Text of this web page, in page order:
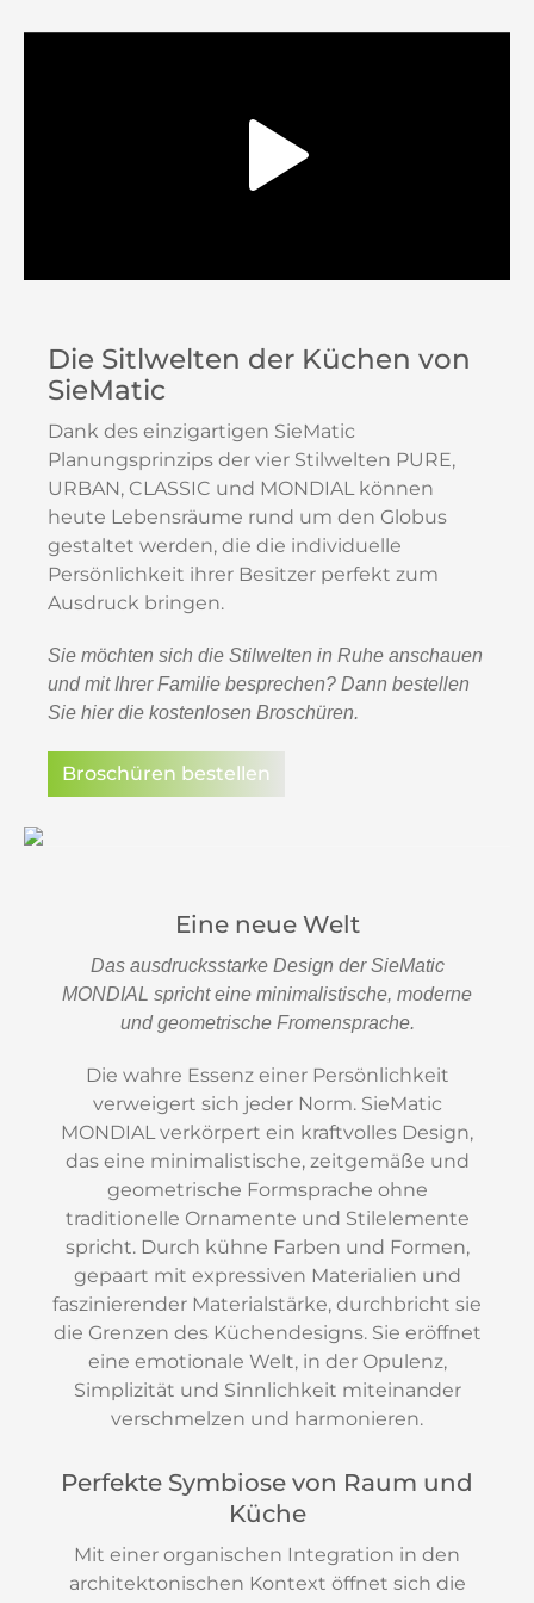
Die Sitlwelten der Küchen von
SieMatic
Dank des einzigartigen SieMatic
Planungsprinzips der vier Stilwelten PURE,
URBAN, CLASSIC und MONDIAL können
heute Lebensräume rund um den Globus
gestaltet werden, die die individuelle
Persönlichkeit ihrer Besitzer perfekt zum
Ausdruck bringen.
Sie möchten sich die Stilwelten in Ruhe anschauen
und mit Ihrer Familie besprechen? Dann bestellen
Sie hier die kostenlosen Broschüren.
Broschüren bestellen
Eine neue Welt
Das ausdrucksstarke Design der SieMatic
MONDIAL spricht eine minimalistische, moderne
und geometrische Fromensprache.
Die wahre Essenz einer Persönlichkeit
verweigert sich jeder Norm. SieMatic
MONDIAL verkörpert ein kraftvolles Design,
das eine minimalistische, zeitgemäße und
geometrische Formsprache ohne
traditionelle Ornamente und Stilelemente
spricht. Durch kühne Farben und Formen,
gepaart mit expressiven Materialien und
faszinierender Materialstärke, durchbricht sie
die Grenzen des Küchendesigns. Sie eröffnet
eine emotionale Welt, in der Opulenz,
Simplizität und Sinnlichkeit miteinander
verschmelzen und harmonieren.
Perfekte Symbiose von Raum und
Küche
Mit einer organischen Integration in den
architektonischen Kontext öffnet sich die